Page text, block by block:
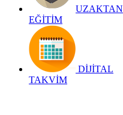
UZAKTAN
EĞİTİM
DİJİTAL
TAKVİM